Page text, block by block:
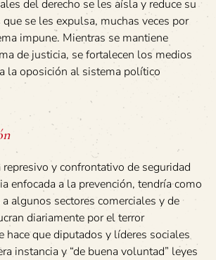
del derecho se les aísla y reduce su
se les expulsa, muchas veces por
impune. Mientras se mantiene
de justicia, se fortalecen los medios
la oposición al sistema político
y confrontativo de seguridad
enfocada a la prevención, tendría como
algunos sectores comerciales y de
diariamente por el terror
hace que diputados y líderes sociales
instancia y “de buena voluntad” leyes